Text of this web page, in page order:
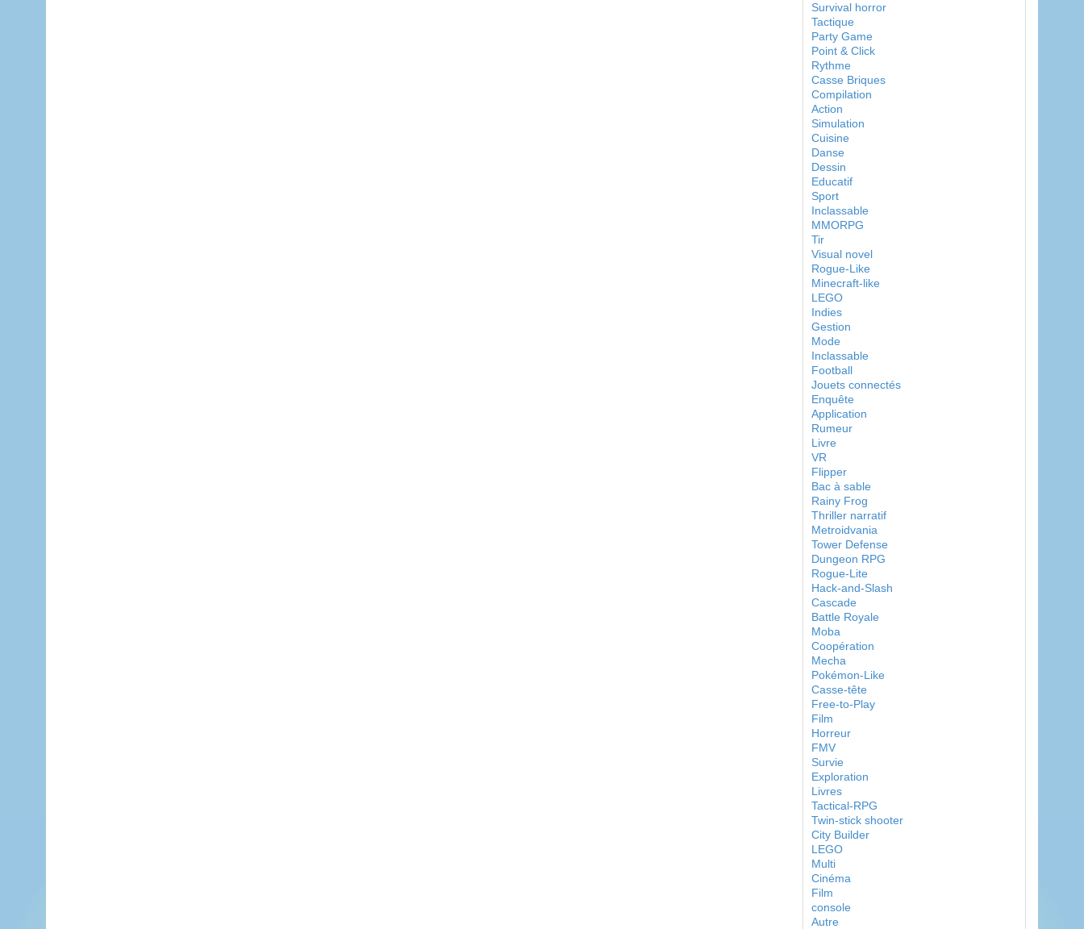
Survival horror
Tactique
Party Game
Point & Click
Rythme
Casse Briques
Compilation
Action
Simulation
Cuisine
Danse
Dessin
Educatif
Sport
Inclassable
MMORPG
Tir
Visual novel
Rogue-Like
Minecraft-like
LEGO
Indies
Gestion
Mode
Inclassable
Football
Jouets connectés
Enquête
Application
Rumeur
Livre
VR
Flipper
Bac à sable
Rainy Frog
Thriller narratif
Metroidvania
Tower Defense
Dungeon RPG
Rogue-Lite
Hack-and-Slash
Cascade
Battle Royale
Moba
Coopération
Mecha
Pokémon-Like
Casse-tête
Free-to-Play
Film
Horreur
FMV
Survie
Exploration
Livres
Tactical-RPG
Twin-stick shooter
City Builder
LEGO
Multi
Cinéma
Film
console
Autre